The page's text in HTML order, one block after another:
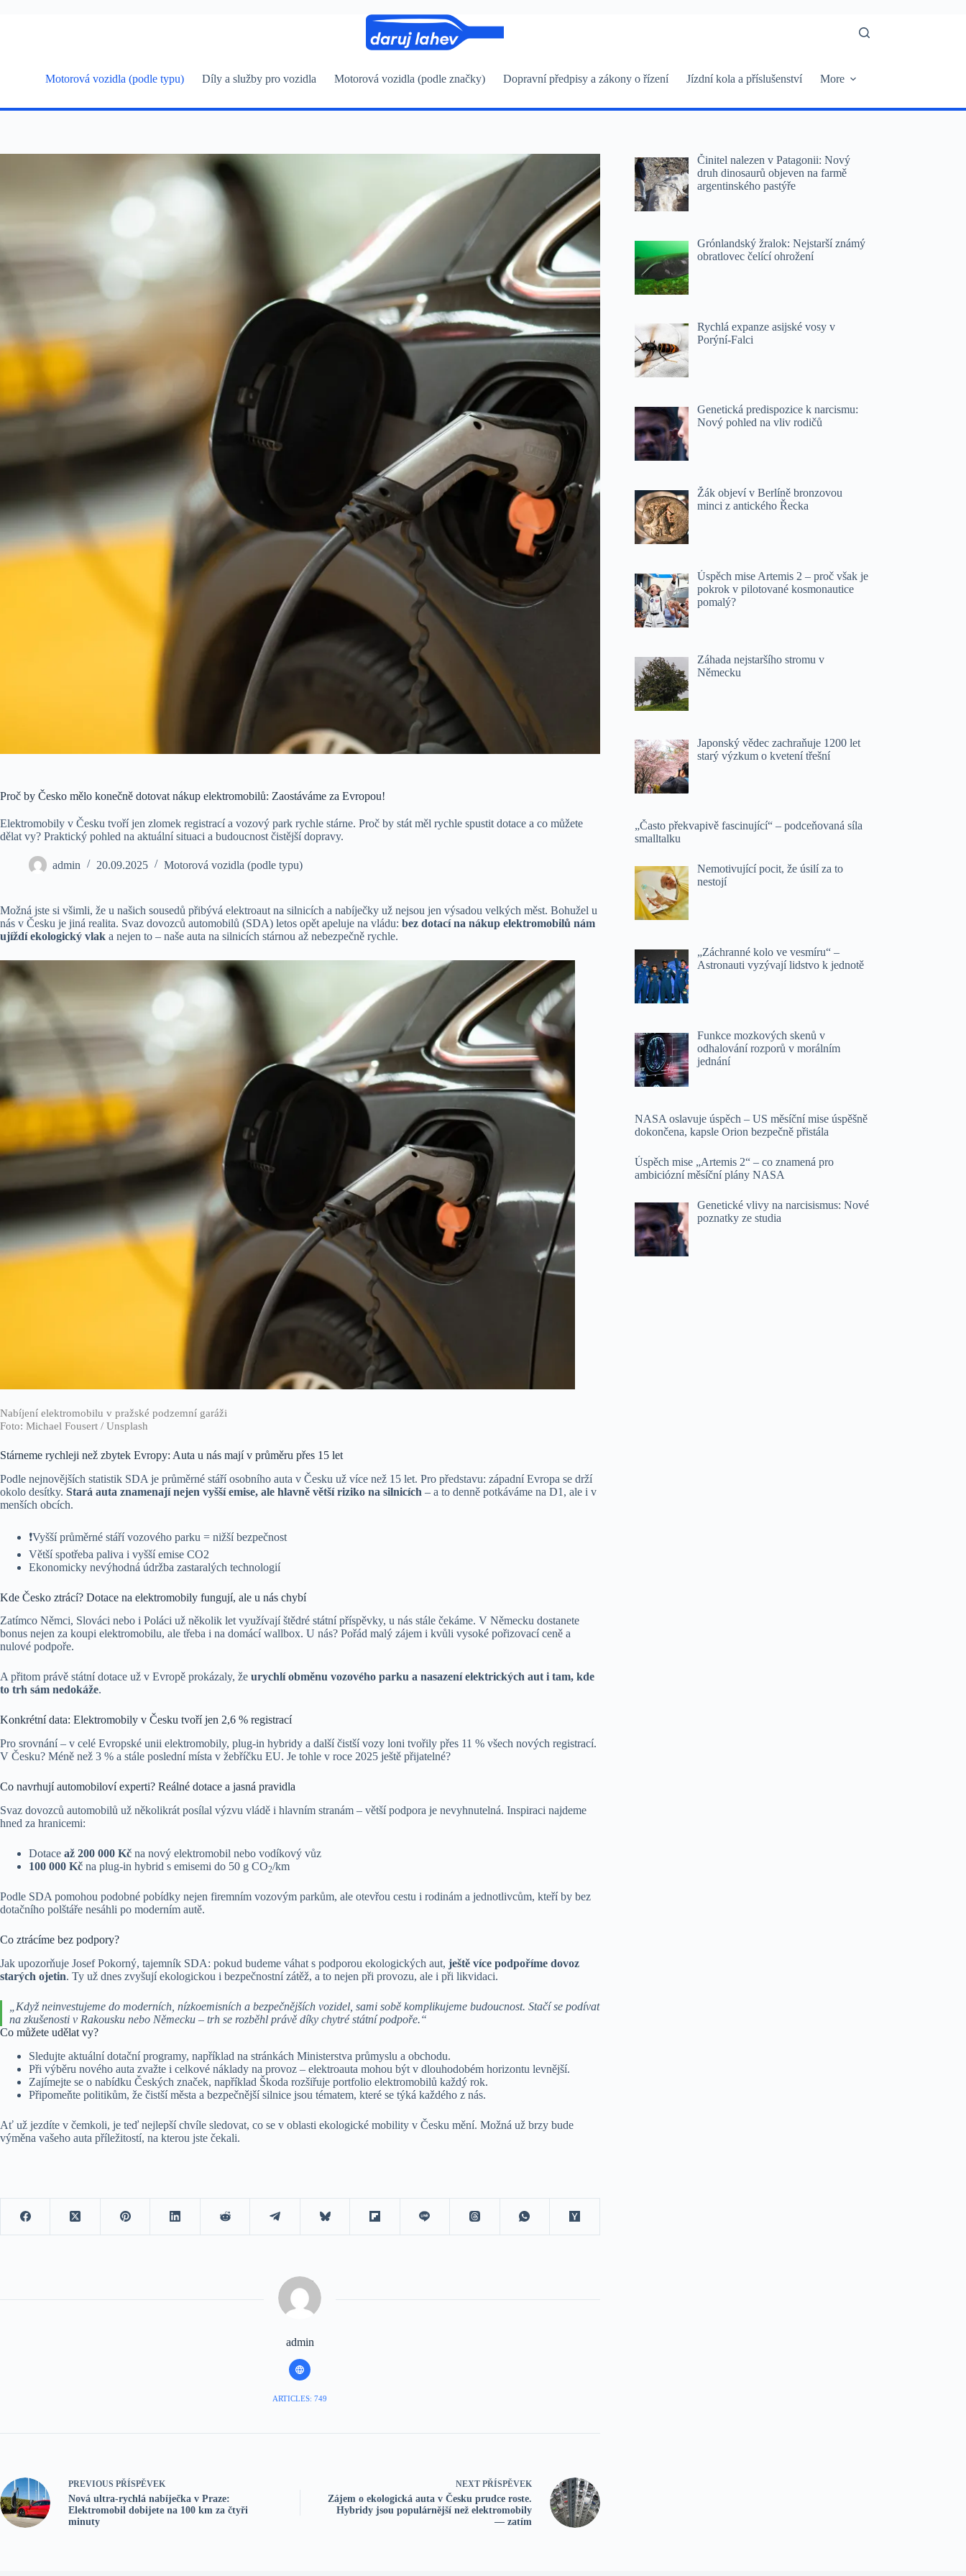
Motorová vozidla (podle typu) Díly a služby pro vozidla Motorová vozidla (podle značky) Dopravní předpisy a zákony o řízení Jízdní kola a příslušenství More
Proč by Česko mělo konečně dotovat nákup elektromobilů: Zaostáváme za Evropou!
Elektromobily v Česku tvoří jen zlomek registrací a vozový park rychle stárne. Proč by stát měl rychle spustit dotace a co můžete
dělat vy? Praktický pohled na aktuální situaci a budoucnost čistější dopravy.
admin 20.09.2025 Motorová vozidla (podle typu)
Možná jste si všimli, že u našich sousedů přibývá elektroaut na silnicích a nabíječky už nejsou jen výsadou velkých měst. Bohužel u
nás v Česku je jiná realita. Svaz dovozců automobilů (SDA) letos opět apeluje na vládu: bez dotací na nákup elektromobilů nám
ujíždí ekologický vlak a nejen to – naše auta na silnicích stárnou až nebezpečně rychle.
Nabíjení elektromobilu v pražské podzemní garáži
Foto: Michael Fousert / Unsplash
Stárneme rychleji než zbytek Evropy: Auta u nás mají v průměru přes 15 let
Podle nejnovějších statistik SDA je průměrné stáří osobního auta v Česku už více než 15 let. Pro představu: západní Evropa se drží
okolo desítky. Stará auta znamenají nejen vyšší emise, ale hlavně větší riziko na silnicích – a to denně potkáváme na D1, ale i v
menších obcích.
❗️Vyšší průměrné stáří vozového parku = nižší bezpečnost
Větší spotřeba paliva i vyšší emise CO2
Ekonomicky nevýhodná údržba zastaralých technologií
Kde Česko ztrácí? Dotace na elektromobily fungují, ale u nás chybí
Zatímco Němci, Slováci nebo i Poláci už několik let využívají štědré státní příspěvky, u nás stále čekáme. V Německu dostanete
bonus nejen za koupi elektromobilu, ale třeba i na domácí wallbox. U nás? Pořád malý zájem i kvůli vysoké pořizovací ceně a
nulové podpoře.
A přitom právě státní dotace už v Evropě prokázaly, že urychlí obměnu vozového parku a nasazení elektrických aut i tam, kde
to trh sám nedokáže.
Konkrétní data: Elektromobily v Česku tvoří jen 2,6 % registrací
Pro srovnání – v celé Evropské unii elektromobily, plug-in hybridy a další čistší vozy loni tvořily přes 11 % všech nových registrací.
V Česku? Méně než 3 % a stále poslední místa v žebříčku EU. Je tohle v roce 2025 ještě přijatelné?
Co navrhují automobiloví experti? Reálné dotace a jasná pravidla
Svaz dovozců automobilů už několikrát posílal výzvu vládě i hlavním stranám – větší podpora je nevyhnutelná. Inspiraci najdeme
hned za hranicemi:
Dotace až 200 000 Kč na nový elektromobil nebo vodíkový vůz
100 000 Kč na plug-in hybrid s emisemi do 50 g CO2/km
Podle SDA pomohou podobné pobídky nejen firemním vozovým parkům, ale otevřou cestu i rodinám a jednotlivcům, kteří by bez
dotačního polštáře nesáhli po moderním autě.
Co ztrácíme bez podpory?
Jak upozorňuje Josef Pokorný, tajemník SDA: pokud budeme váhat s podporou ekologických aut, ještě více podpoříme dovoz
starých ojetin. Ty už dnes zvyšují ekologickou i bezpečnostní zátěž, a to nejen při provozu, ale i při likvidaci.
„Když neinvestujeme do moderních, nízkoemisních a bezpečnějších vozidel, sami sobě komplikujeme budoucnost. Stačí se podívat
na zkušenosti v Rakousku nebo Německu – trh se rozběhl právě díky chytré státní podpoře.“
Co můžete udělat vy?
Sledujte aktuální dotační programy, například na stránkách Ministerstva průmyslu a obchodu.
Při výběru nového auta zvažte i celkové náklady na provoz – elektroauta mohou být v dlouhodobém horizontu levnější.
Zajímejte se o nabídku Českých značek, například Škoda rozšiřuje portfolio elektromobilů každý rok.
Připomeňte politikům, že čistší města a bezpečnější silnice jsou tématem, které se týká každého z nás.
Ať už jezdíte v čemkoli, je teď nejlepší chvíle sledovat, co se v oblasti ekologické mobility v Česku mění. Možná už brzy bude
výměna vašeho auta příležitostí, na kterou jste čekali.
admin
ARTICLES: 749
PREVIOUS PŘÍSPĚVEK
Nová ultra-rychlá nabíječka v Praze:
Elektromobil dobijete na 100 km za čtyři
minuty
NEXT PŘÍSPĚVEK
Zájem o ekologická auta v Česku prudce roste.
Hybridy jsou populárnější než elektromobily
— zatím
Činitel nalezen v Patagonii: Nový
druh dinosaurů objeven na farmě
argentinského pastýře
Grónlandský žralok: Nejstarší známý
obratlovec čelící ohrožení
Rychlá expanze asijské vosy v
Porýní-Falci
Genetická predispozice k narcismu:
Nový pohled na vliv rodičů
Žák objeví v Berlíně bronzovou
minci z antického Řecka
Úspěch mise Artemis 2 – proč však je
pokrok v pilotované kosmonautice
pomalý?
Záhada nejstaršího stromu v
Německu
Japonský vědec zachraňuje 1200 let
starý výzkum o kvetení třešní
„Často překvapivě fascinující“ – podceňovaná síla
smalltalku
Nemotivující pocit, že úsilí za to
nestojí
„Záchranné kolo ve vesmíru“ –
Astronauti vyzývají lidstvo k jednotě
Funkce mozkových skenů v
odhalování rozporů v morálním
jednání
NASA oslavuje úspěch – US měsíční mise úspěšně
dokončena, kapsle Orion bezpečně přistála
Úspěch mise „Artemis 2“ – co znamená pro
ambiciózní měsíční plány NASA
Genetické vlivy na narcisismus: Nové
poznatky ze studia